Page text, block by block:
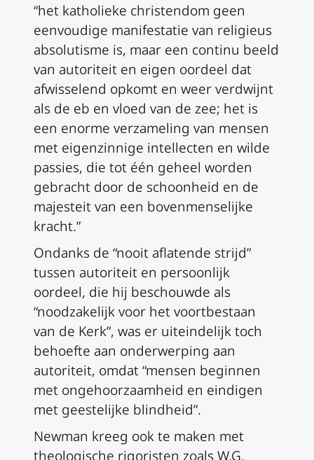
“het katholieke christendom geen
eenvoudige manifestatie van religieus
absolutisme is, maar een continu beeld
van autoriteit en eigen oordeel dat
afwisselend opkomt en weer verdwijnt
als de eb en vloed van de zee; het is
een enorme verzameling van mensen
met eigenzinnige intellecten en wilde
passies, die tot één geheel worden
gebracht door de schoonheid en de
majesteit van een bovenmenselijke
kracht.”
Ondanks de “nooit aflatende strijd”
tussen autoriteit en persoonlijk
oordeel, die hij beschouwde als
“noodzakelijk voor het voortbestaan
van de Kerk”, was er uiteindelijk toch
behoefte aan onderwerping aan
autoriteit, omdat “mensen beginnen
met ongehoorzaamheid en eindigen
met geestelijke blindheid”.
Newman kreeg ook te maken met
theologische rigoristen zoals W.G.